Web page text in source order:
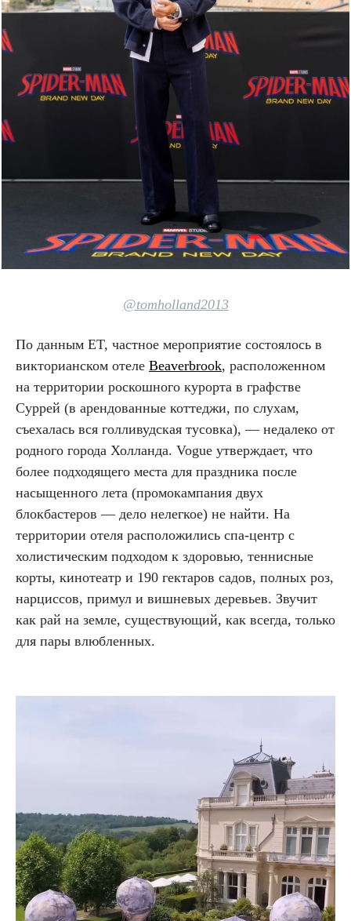
@tomholland2013
По данным ET, частное мероприятие состоялось в
викторианском отеле Beaverbrook, расположенном
на территории роскошного курорта в графстве
Суррей (в арендованные коттеджи, по слухам,
съехалась вся голливудская тусовка), — недалеко от
родного города Холланда. Vogue утверждает, что
более подходящего места для праздника после
насыщенного лета (промокампания двух
блокбастеров — дело нелегкое) не найти. На
территории отеля расположились спа-центр с
холистическим подходом к здоровью, теннисные
корты, кинотеатр и 190 гектаров садов, полных роз,
нарциссов, примул и вишневых деревьев. Звучит
как рай на земле, существующий, как всегда, только
для пары влюбленных.